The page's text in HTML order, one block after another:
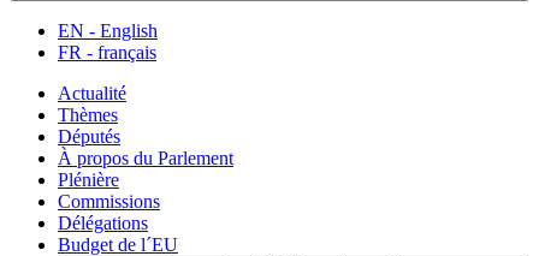
EN - English
FR - français
Actualité
Thèmes
Députés
À propos du Parlement
Plénière
Commissions
Délégations
Budget de l´EU